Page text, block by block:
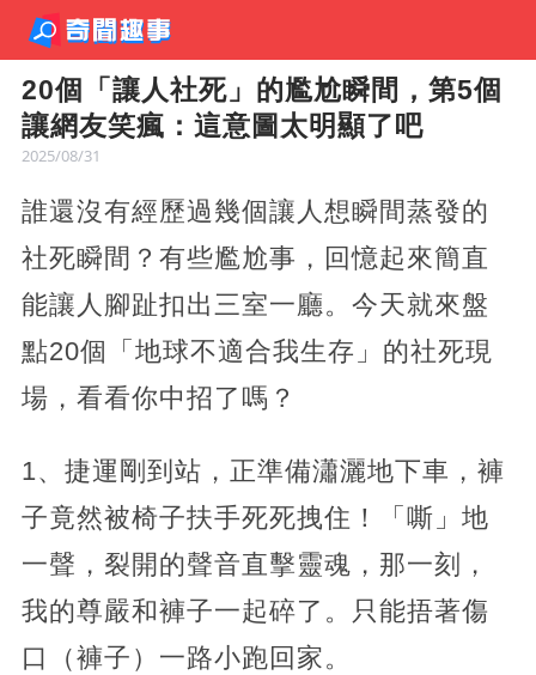
20個「讓人社死」的尷尬瞬間，第5個
讓網友笑瘋：這意圖太明顯了吧
2025/08/31
誰還沒有經歷過幾個讓人想瞬間蒸發的
社死瞬間？有些尷尬事，回憶起來簡直
能讓人腳趾扣出三室一廳。今天就來盤
點20個「地球不適合我生存」的社死現
場，看看你中招了嗎？
1、捷運剛到站，正準備瀟灑地下車，褲
子竟然被椅子扶手死死拽住！「嘶」地
一聲，裂開的聲音直擊靈魂，那一刻，
我的尊嚴和褲子一起碎了。只能捂著傷
口（褲子）一路小跑回家。